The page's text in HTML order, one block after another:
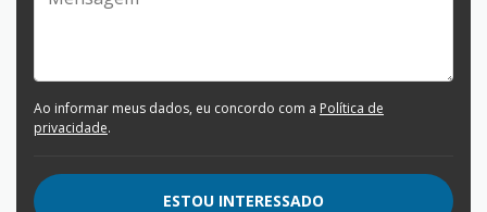
Ao informar meus dados, eu concordo com a Política de
privacidade.
ESTOU INTERESSADO